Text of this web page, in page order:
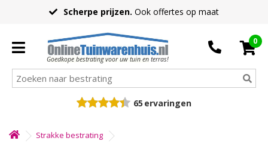
Scherpe prijzen. Ook offertes op maat
Goedkope bestrating voor uw tuin en terras!
0
65 ervaringen
Strakke bestrating